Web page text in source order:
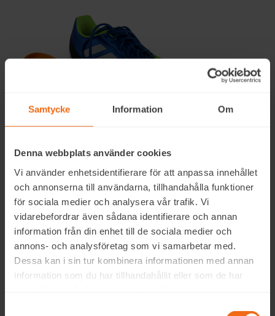
Samtycke Information Om
Denna webbplats använder cookies
Vi använder enhetsidentifierare för att anpassa innehållet
och annonserna till användarna, tillhandahålla funktioner
för sociala medier och analysera vår trafik. Vi
vidarebefordrar även sådana identifierare och annan
information från din enhet till de sociala medier och
annons- och analysföretag som vi samarbetar med.
Dessa kan i sin tur kombinera informationen med annan
information som du har tillhandahållit eller som de har
Att spela fotboll innebär en hel del snabba rörelser,
löpdueller, hastiga stopp, vändningar, upphopp och
andra moment som sätter stor press på fötterna.
Biomekaniska obalanser (t.ex. överpronation) ökar också
risken för skada.
Vanliga fotbollsskador inkluderar Plantar